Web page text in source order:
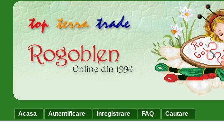
Acasa Autentificare Inregistrare FAQ Cautare